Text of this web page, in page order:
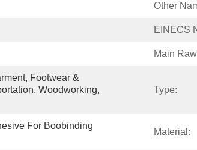
Other
EINECS
Main
Footwear &
Woodworking,
Type:
For Boobinding
Material: